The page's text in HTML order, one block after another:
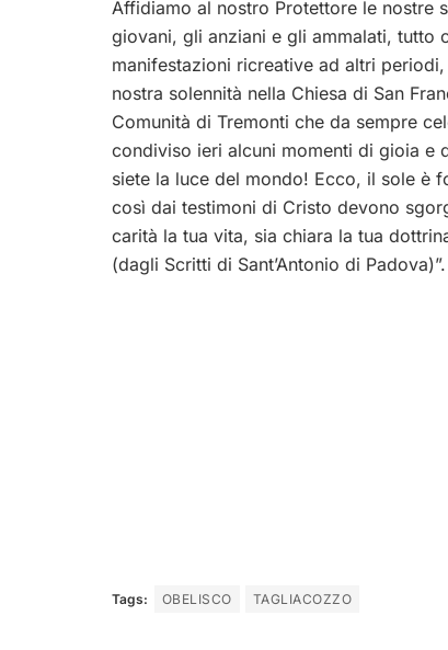
Affidiamo al nostro Protettore le nostre
giovani, gli anziani e gli ammalati, tutto
manifestazioni ricreative ad altri
nostra solennità nella Chiesa di San
Comunità di Tremonti che da sempre
condiviso ieri alcuni momenti di gioia e
siete la luce del mondo! Ecco, il sole è
così dai testimoni di Cristo devono
carità la tua vita, sia chiara la tua
(dagli Scritti di Sant’Antonio di Padova)”.
Tags: OBELISCO TAGLIACOZZO